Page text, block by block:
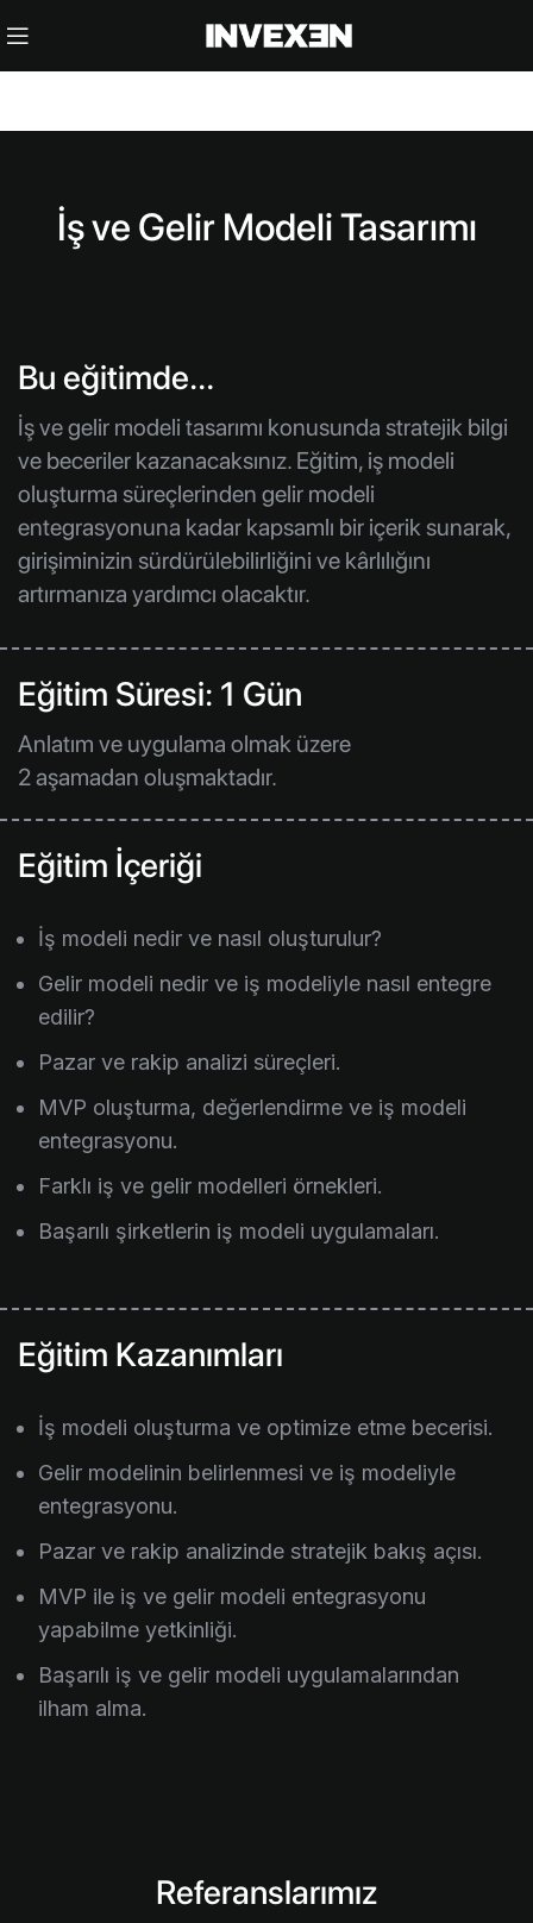
İş ve Gelir Modeli Tasarımı
Bu eğitimde…
İş ve gelir modeli tasarımı konusunda stratejik bilgi
ve beceriler kazanacaksınız. Eğitim, iş modeli
oluşturma süreçlerinden gelir modeli
entegrasyonuna kadar kapsamlı bir içerik sunarak,
girişiminizin sürdürülebilirliğini ve kârlılığını
artırmanıza yardımcı olacaktır.
Eğitim Süresi: 1 Gün
Anlatım ve uygulama olmak üzere
2 aşamadan oluşmaktadır.
Eğitim İçeriği
İş modeli nedir ve nasıl oluşturulur?
Gelir modeli nedir ve iş modeliyle nasıl entegre
edilir?
Pazar ve rakip analizi süreçleri.
MVP oluşturma, değerlendirme ve iş modeli
entegrasyonu.
Farklı iş ve gelir modelleri örnekleri.
Başarılı şirketlerin iş modeli uygulamaları.
Eğitim Kazanımları
İş modeli oluşturma ve optimize etme becerisi.
Gelir modelinin belirlenmesi ve iş modeliyle
entegrasyonu.
Pazar ve rakip analizinde stratejik bakış açısı.
MVP ile iş ve gelir modeli entegrasyonu
yapabilme yetkinliği.
Başarılı iş ve gelir modeli uygulamalarından
ilham alma.
Referanslarımız